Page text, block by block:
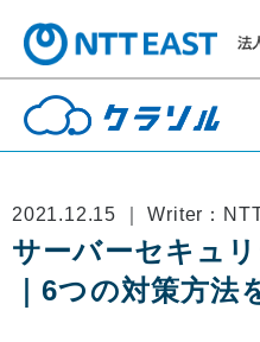
2021.12.15 ｜ Writer：
サーバーセキュ
｜6つの対策方法